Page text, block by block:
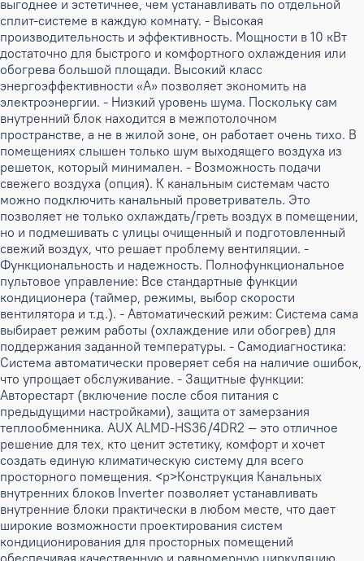
выгоднее и эстетичнее, чем устанавливать по отдельной
сплит-системе в каждую комнату. - Высокая
производительность и эффективность. Мощности в 10 кВт
достаточно для быстрого и комфортного охлаждения или
обогрева большой площади. Высокий класс
энергоэффективности «А» позволяет экономить на
электроэнергии. - Низкий уровень шума. Поскольку сам
внутренний блок находится в межпотолочном
пространстве, а не в жилой зоне, он работает очень тихо. В
помещениях слышен только шум выходящего воздуха из
решеток, который минимален. - Возможность подачи
свежего воздуха (опция). К канальным системам часто
можно подключить канальный проветриватель. Это
позволяет не только охлаждать/греть воздух в помещении,
но и подмешивать с улицы очищенный и подготовленный
свежий воздух, что решает проблему вентиляции. -
Функциональность и надежность. Полнофункциональное
пультовое управление: Все стандартные функции
кондиционера (таймер, режимы, выбор скорости
вентилятора и т.д.). - Автоматический режим: Система сама
выбирает режим работы (охлаждение или обогрев) для
поддержания заданной температуры. - Самодиагностика:
Система автоматически проверяет себя на наличие ошибок,
что упрощает обслуживание. - Защитные функции:
Авторестарт (включение после сбоя питания с
предыдущими настройками), защита от замерзания
теплообменника. AUX ALMD-HS36/4DR2 — это отличное
решение для тех, кто ценит эстетику, комфорт и хочет
создать единую климатическую систему для всего
просторного помещения. <p>Конструкция Канальных
внутренних блоков Inverter позволяет устанавливать
внутренние блоки практически в любом месте, что дает
широкие возможности проектирования систем
кондиционирования для просторных помещений
обеспечивая качественную и равномерную циркуляцию